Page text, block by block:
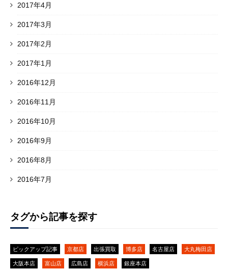
2017年4月
2017年3月
2017年2月
2017年1月
2016年12月
2016年11月
2016年10月
2016年9月
2016年8月
2016年7月
タグから記事を探す
ピックアップ記事 京都店 出張買取 博多店 名古屋店 大丸梅田店
大阪本店 富山店 広島店 横浜店 銀座本店